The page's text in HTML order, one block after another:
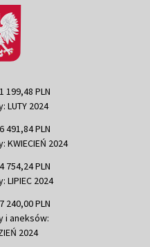
199,48 PLN
LUTY 2024
491,84 PLN
2024
754,24 PLN
LIPIEC 2024
240,00 PLN
i aneksów:
2024